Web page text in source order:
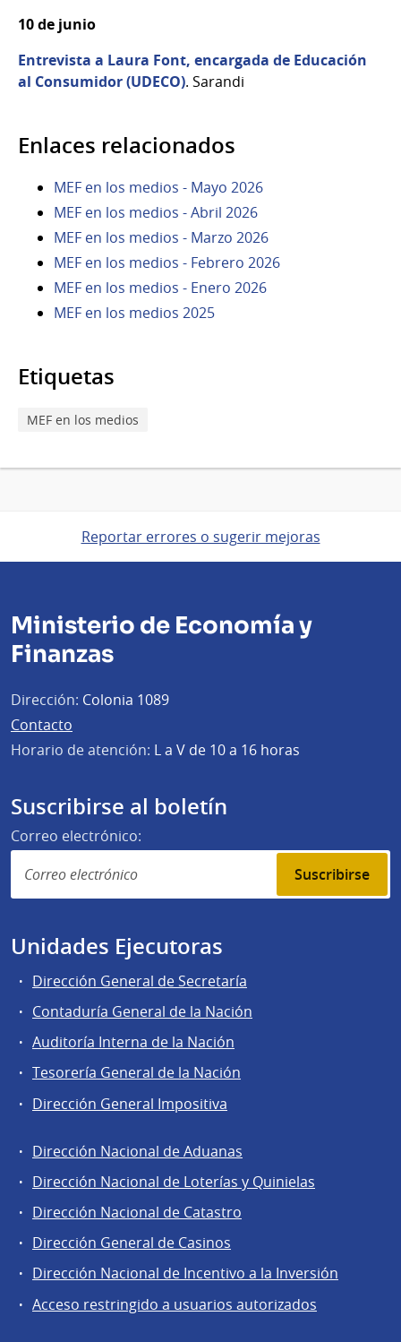
10 de junio
Entrevista a Laura Font, encargada de Educación
al Consumidor (UDECO). Sarandi
Enlaces relacionados
MEF en los medios - Mayo 2026
MEF en los medios - Abril 2026
MEF en los medios - Marzo 2026
MEF en los medios - Febrero 2026
MEF en los medios - Enero 2026
MEF en los medios 2025
Etiquetas
MEF en los medios
Reportar errores o sugerir mejoras
Ministerio de Economía y
Finanzas
Dirección: Colonia 1089
Contacto
Horario de atención: L a V de 10 a 16 horas
Suscribirse al boletín
Correo electrónico:
Suscribirse
Unidades Ejecutoras
Dirección General de Secretaría
Contaduría General de la Nación
Auditoría Interna de la Nación
Tesorería General de la Nación
Dirección General Impositiva
Áreas
de
la
Dirección
General
de
Secretaría
Dirección Nacional de Aduanas
Dirección Nacional de Loterías y Quinielas
Dirección Nacional de Catastro
Dirección General de Casinos
Dirección Nacional de Incentivo a la Inversión
Acceso restringido a usuarios autorizados